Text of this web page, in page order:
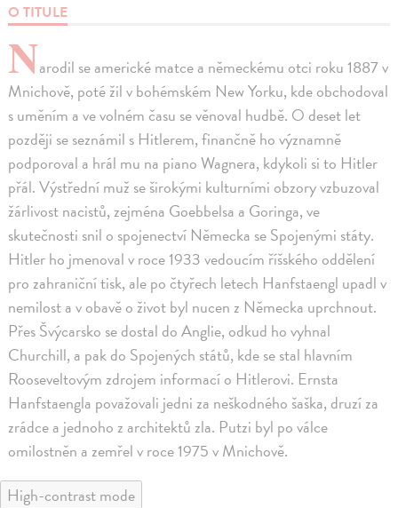
O TITULE
Narodil se americké matce a německému otci roku 1887 v
Mnichově, poté žil v bohémském New Yorku, kde obchodoval
s uměním a ve volném času se věnoval hudbě. O deset let
později se seznámil s Hitlerem, finančně ho významně
podporoval a hrál mu na piano Wagnera, kdykoli si to Hitler
přál. Výstřední muž se širokými kulturními obzory vzbuzoval
žárlivost nacistů, zejména Goebbelsa a Goringa, ve
skutečnosti snil o spojenectví Německa se Spojenými státy.
Hitler ho jmenoval v roce 1933 vedoucím říšského oddělení
pro zahraniční tisk, ale po čtyřech letech Hanfstaengl upadl v
nemilost a v obavě o život byl nucen z Německa uprchnout.
Přes Švýcarsko se dostal do Anglie, odkud ho vyhnal
Churchill, a pak do Spojených států, kde se stal hlavním
Rooseveltovým zdrojem informací o Hitlerovi. Ernsta
Hanfstaengla považovali jedni za neškodného šaška, druzí za
zrádce a jednoho z architektů zla. Putzi byl po válce
omilostněn a zemřel v roce 1975 v Mnichově.
High-contrast mode